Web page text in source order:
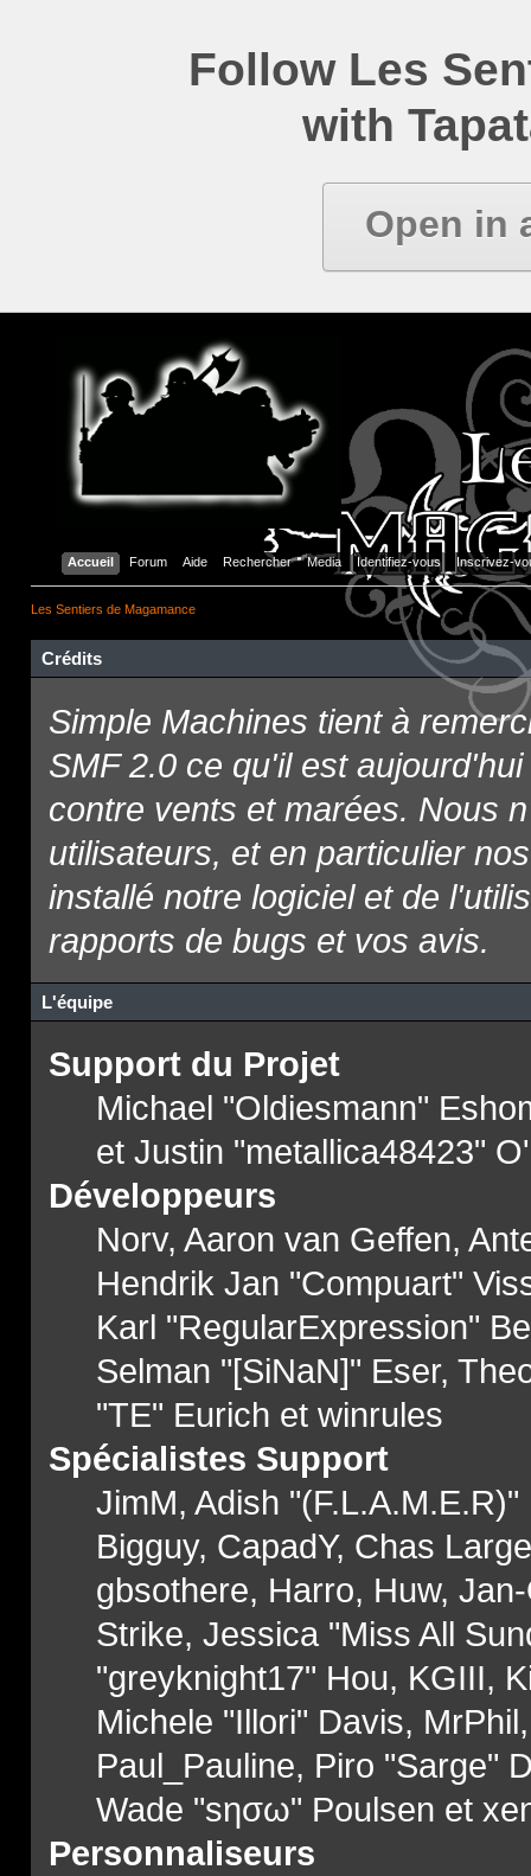
Follow Les
with
Open in
Accueil Forum Aide Rechercher Media Identifiez-vous Inscrivez-
Les Sentiers de Magamance
Crédits
Simple Machines tient à
SMF 2.0 ce qu'il est
contre vents et marées. Nous
utilisateurs, et en particulier
installé notre logiciel et de
rapports de bugs et vos avis.
L'équipe
Support du Projet
Michael "Oldiesmann"
et Justin "metallica48423"
Développeurs
Norv, Aaron van Geffen,
Hendrik Jan "Compuart"
Karl "RegularExpression"
Selman "[SiNaN]" Eser,
"TE" Eurich et winrules
Spécialistes Support
JimM, Adish
Bigguy, CapadY, Chas
gbsothere, Harro, Huw,
Strike, Jessica "Miss All
"greyknight17" Hou, KGIII,
Michele "Illori" Davis,
Paul_Pauline, Piro "Sarge"
Wade "sησω" Poulsen et
Personnaliseurs